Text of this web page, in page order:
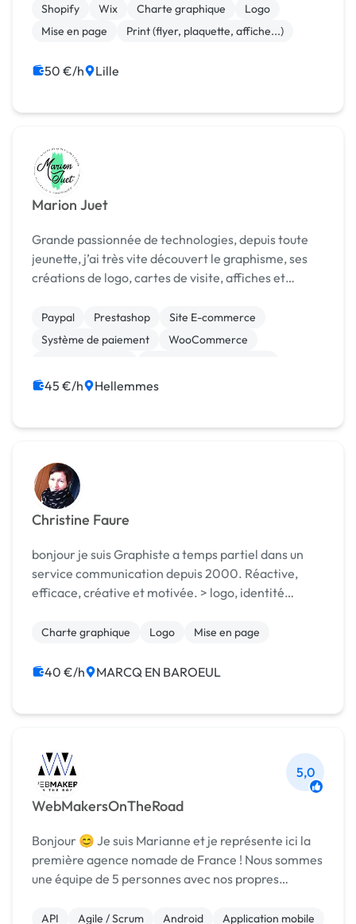
Shopify Wix Charte graphique
Logo
Mise en page
Print (flyer, plaquette, affiche...)
50 €/h Lille
Marion Juet
Grande passionnée de technologies, depuis toute
jeunette, j’ai très vite découvert le graphisme, ses
créations de logo, cartes de visite, affiches et
particulièrement du webdesign avec la création
de...
Paypal Prestashop
Site E-commerce
Système de paiement
WooCommerce
Experience utilisateur
45 €/h Hellemmes
Christine Faure
bonjour je suis Graphiste a temps partiel dans un
service communication depuis 2000. Réactive,
efficace, créative et motivée. > logo, identité
Charte graphique Logo Mise en page
40 €/h MARCQ EN BAROEUL
WebMakersOnTheRoad
5,0
Bonjour 😊 Je suis Marianne et je représente ici la
première agence nomade de France ! Nous sommes
une équipe de 5 personnes avec nos propres
fondateur de l'agence et développeur senior
API Agile / Scrum Android Application mobile